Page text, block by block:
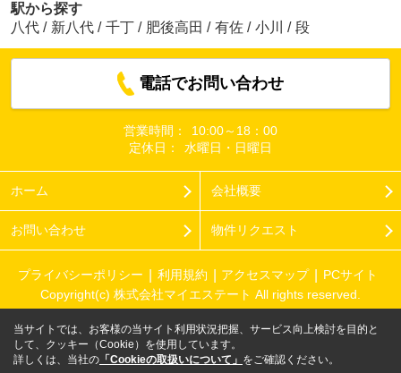
駅から探す
八代 / 新八代 / 千丁 / 肥後高田 / 有佐 / 小川 / 段
電話でお問い合わせ
営業時間：
10:00～18：00
定休日：
水曜日・日曜日
ホーム 会社概要
お問い合わせ 物件リクエスト
プライバシーポリシー 利用規約 アクセスマップ
PCサイト
Copyright(c) 株式会社マイエステート All rights reserved.
当サイトでは、お客様の当サイト利用状況把握、サービス向上検討を目的と
して、クッキー（Cookie）を使用しています。
詳しくは、当社の 「Cookieの取扱いについて」 をご確認ください。